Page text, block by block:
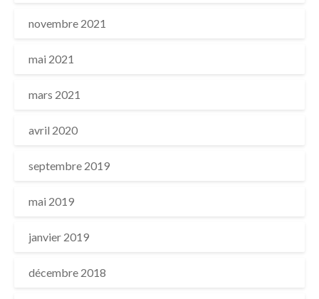
novembre 2021
mai 2021
mars 2021
avril 2020
septembre 2019
mai 2019
janvier 2019
décembre 2018